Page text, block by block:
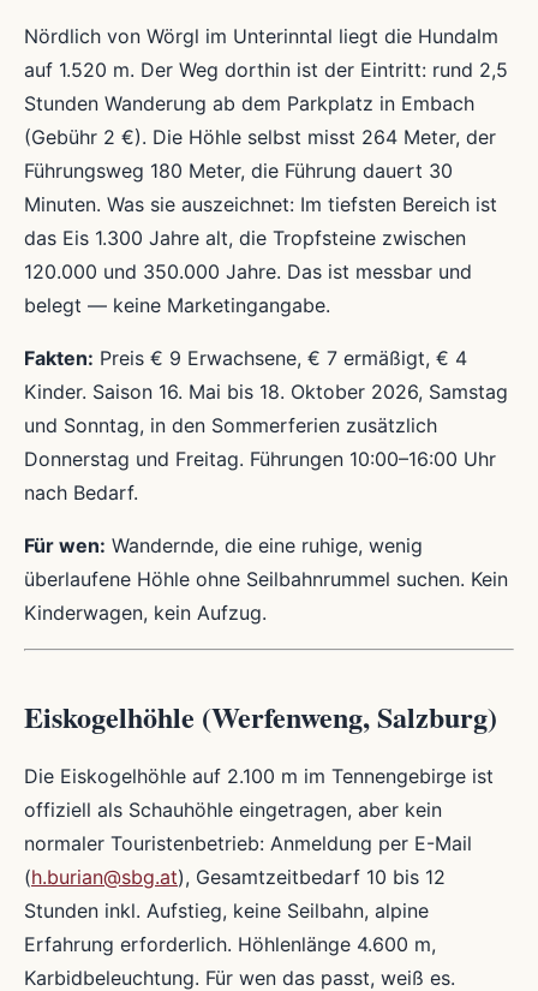
Nördlich von Wörgl im Unterinntal liegt die Hundalm
auf 1.520 m. Der Weg dorthin ist der Eintritt: rund 2,5
Stunden Wanderung ab dem Parkplatz in Embach
(Gebühr 2 €). Die Höhle selbst misst 264 Meter, der
Führungsweg 180 Meter, die Führung dauert 30
Minuten. Was sie auszeichnet: Im tiefsten Bereich ist
das Eis 1.300 Jahre alt, die Tropfsteine zwischen
120.000 und 350.000 Jahre. Das ist messbar und
belegt — keine Marketingangabe.
Fakten: Preis € 9 Erwachsene, € 7 ermäßigt, € 4
Kinder. Saison 16. Mai bis 18. Oktober 2026, Samstag
und Sonntag, in den Sommerferien zusätzlich
Donnerstag und Freitag. Führungen 10:00–16:00 Uhr
nach Bedarf.
Für wen: Wandernde, die eine ruhige, wenig
überlaufene Höhle ohne Seilbahnrummel suchen. Kein
Kinderwagen, kein Aufzug.
Eiskogelhöhle (Werfenweng, Salzburg)
Die Eiskogelhöhle auf 2.100 m im Tennengebirge ist
offiziell als Schauhöhle eingetragen, aber kein
normaler Touristenbetrieb: Anmeldung per E-Mail
(h.burian@sbg.at), Gesamtzeitbedarf 10 bis 12
Stunden inkl. Aufstieg, keine Seilbahn, alpine
Erfahrung erforderlich. Höhlenlänge 4.600 m,
Karbidbeleuchtung. Für wen das passt, weiß es.